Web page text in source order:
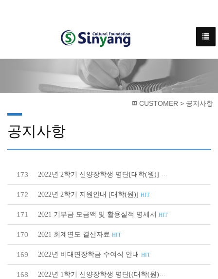
CUSTOMER > 공지사항
공지사항
173 HIT
172 2022년 2학기 지원안내 [대학(원)] HIT
171 2021 기부금 모금액 및 활용실적 명세서 HIT
170 2021 회계연도 결산자료 HIT
169 2022년 비대면장학금 수여식 안내 HIT
168